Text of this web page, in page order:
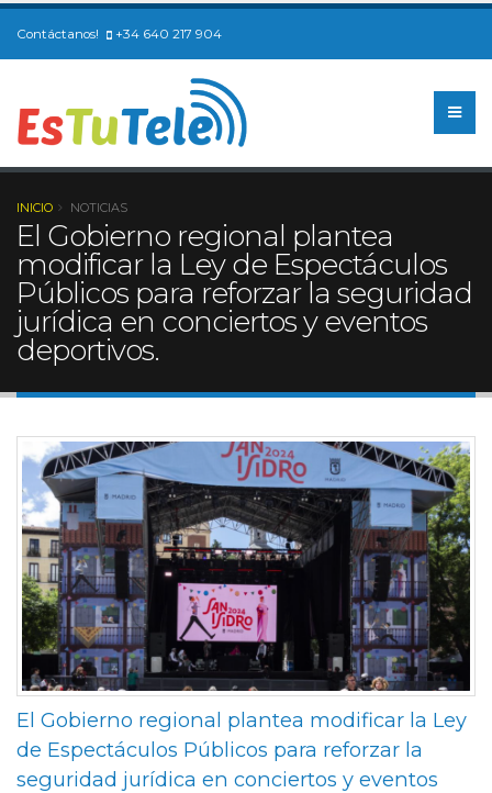
Contáctanos! +34 640 217 904
INICIO NOTICIAS
El Gobierno regional plantea
modificar la Ley de Espectáculos
Públicos para reforzar la seguridad
jurídica en conciertos y eventos
deportivos.
El Gobierno regional plantea modificar la Ley
de Espectáculos Públicos para reforzar la
seguridad jurídica en conciertos y eventos